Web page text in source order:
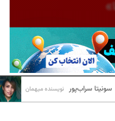
سونیتا سراب‌پور نویسنده میهمان